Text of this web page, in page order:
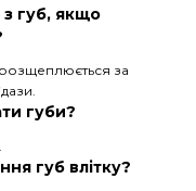
губ, якщо
за
губи?
губ влітку?